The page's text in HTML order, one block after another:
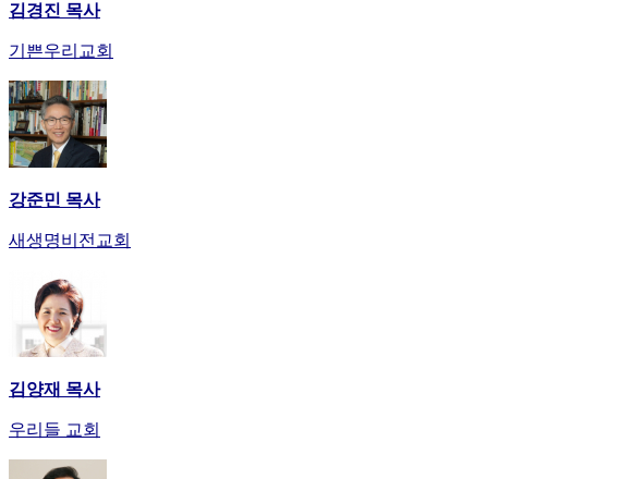
발
기
부
진
약
비
아
시
리
돔
클
럽
실
김경진 목사
기쁜우리교회
강준민 목사
새생명비전교회
김양재 목사
우리들 교회